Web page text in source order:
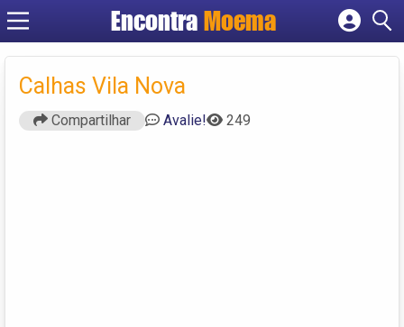
Encontra Moema
Criar conta
Calhas Vila Nova
Compartilhar Avalie! 249